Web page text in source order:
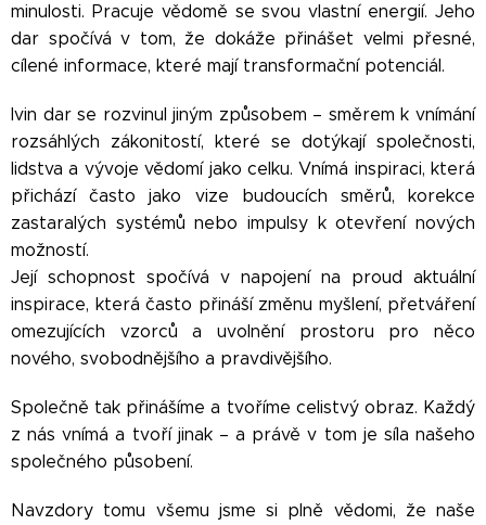
minulosti. Pracuje vědomě se svou vlastní energií. Jeho
dar spočívá v tom, že dokáže přinášet velmi přesné,
cílené informace, které mají transformační potenciál.
Ivin dar se rozvinul jiným způsobem – směrem k vnímání
rozsáhlých zákonitostí, které se dotýkají společnosti,
lidstva a vývoje vědomí jako celku. Vnímá inspiraci, která
přichází často jako vize budoucích směrů, korekce
zastaralých systémů nebo impulsy k otevření nových
možností.
Její schopnost spočívá v napojení na proud aktuální
inspirace, která často přináší změnu myšlení, přetváření
omezujících vzorců a uvolnění prostoru pro něco
nového, svobodnějšího a pravdivějšího.
Společně tak přinášíme a tvoříme celistvý obraz. Každý
z nás vnímá a tvoří jinak – a právě v tom je síla našeho
společného působení.
Navzdory tomu všemu jsme si plně vědomi, že naše